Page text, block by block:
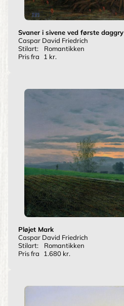
Svaner i sivene ved første daggry
Caspar David Friedrich
Stilart:
Romantikken
Pris fra
1 kr.
Pløjet Mark
Caspar David Friedrich
Stilart:
Romantikken
Pris fra
1.680 kr.